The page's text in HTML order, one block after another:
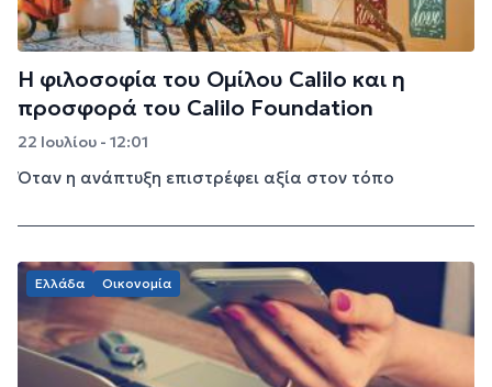
Η φιλοσοφία του Ομίλου Calilo και η
προσφορά του Calilo Foundation
22 Ιουλίου - 12:01
Όταν η ανάπτυξη επιστρέφει αξία στον τόπο
Ελλάδα Οικονομία